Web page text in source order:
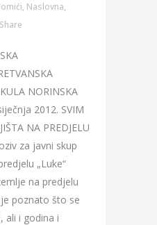
, Naslovna,
Share
NORINSKA
2012. SVIM
NA PREDJELU
za javni skup
„Luke“
na predjelu
je poznato što se
ali i godina i